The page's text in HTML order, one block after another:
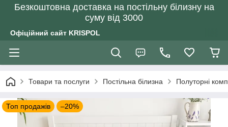
Безкоштовна доставка на постільну білизну на
суму від 3000
Офіційний сайт KRISPOL
Товари та послуги Постільна білизна Полуторні
Топ продажів –20%